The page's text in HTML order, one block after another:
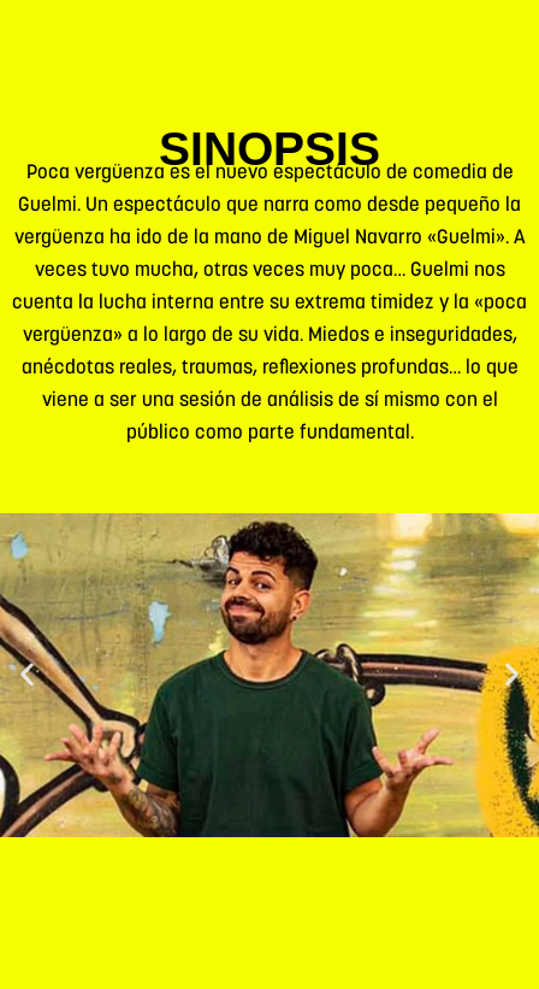
SINOPSIS
Poca vergüenza es el nuevo espectáculo de comedia de
Guelmi. Un espectáculo que narra como desde pequeño la
vergüenza ha ido de la mano de Miguel Navarro «Guelmi». A
veces tuvo mucha, otras veces muy poca… Guelmi nos
cuenta la lucha interna entre su extrema timidez y la «poca
vergüenza» a lo largo de su vida. Miedos e inseguridades,
anécdotas reales, traumas, reflexiones profundas… lo que
viene a ser una sesión de análisis de sí mismo con el
público como parte fundamental.